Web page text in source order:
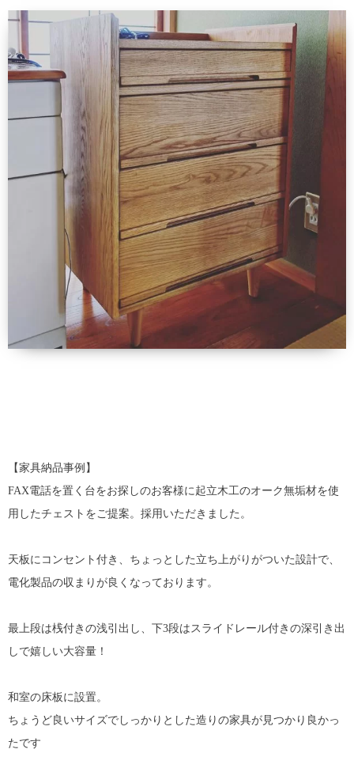
【家具納品事例】
FAX電話を置く台をお探しのお客様に起立木工のオーク無垢材を使
用したチェストをご提案。採用いただきました。
天板にコンセント付き、ちょっとした立ち上がりがついた設計で、
電化製品の収まりが良くなっております。
最上段は桟付きの浅引出し、下3段はスライドレール付きの深引き出
しで嬉しい大容量！
和室の床板に設置。
ちょうど良いサイズでしっかりとした造りの家具が見つかり良かっ
たです︎